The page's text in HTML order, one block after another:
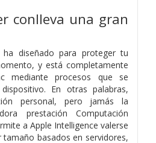
conlleva una gran
ha diseñado para proteger tu
y está completamente
mediante procesos que se
En otras palabras,
personal, pero jamás la
prestación Computación
a Apple Intelligence valerse
basados en servidores,